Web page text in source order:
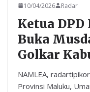
10/04/2026 Radar
Ketua
Buka
Golkar
NAMLEA,
Provinsi Maluku,